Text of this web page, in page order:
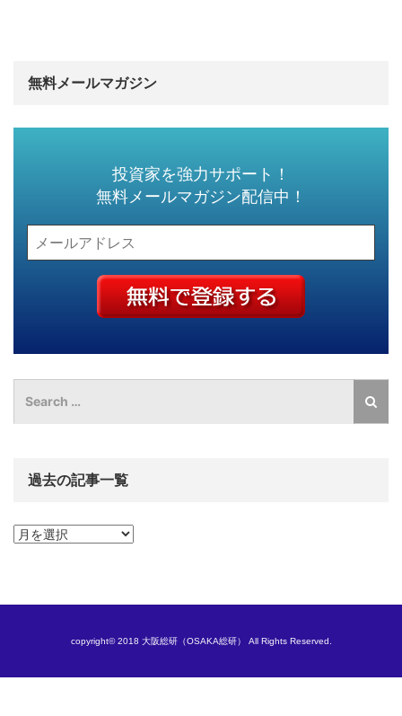
無料メールマガジン
投資家を強力サポート！
無料メールマガジン配信中！
過去の記事一覧
過
事
copyright© 2018 大阪総研（OSAKA総研） All Rights Reserved.